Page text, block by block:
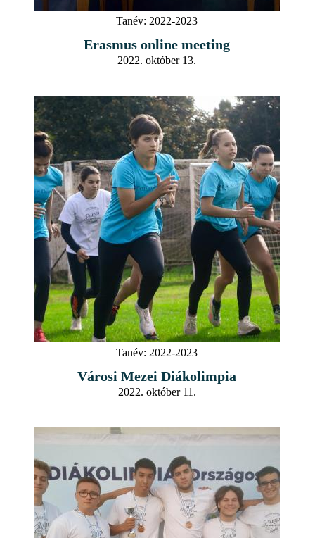
Tanév: 2022-2023
Erasmus online meeting
2022. október 13.
Tanév: 2022-2023
Városi Mezei Diákolimpia
2022. október 11.